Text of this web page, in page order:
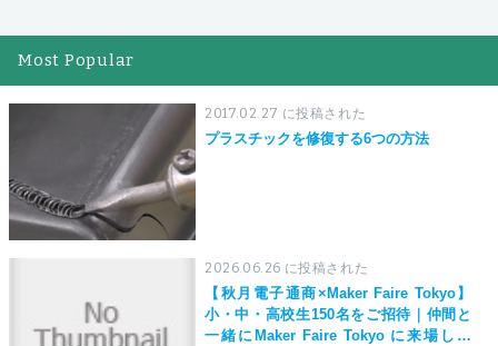
Most Popular
2017.02.27 に投稿された
プラスチックを修復する6つの方法
2026.06.26 に投稿された
【秋月電子通商×Maker Faire Tokyo】
小・中・高校生150名をご招待｜仲間と
一緒にMaker Faire Tokyo に来場しよ